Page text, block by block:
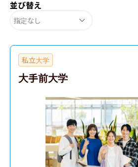
並び替え
指定なし
私立大学
大手前大学